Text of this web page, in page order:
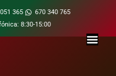
365
670 340 765
8:30-15:00